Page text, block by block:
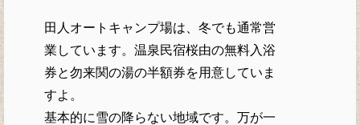
田人オートキャンプ場は、冬でも通常営
業しています。温泉民宿桜由の無料入浴
券と勿来関の湯の半額券を用意していま
すよ。
基本的に雪の降らない地域です。万が一